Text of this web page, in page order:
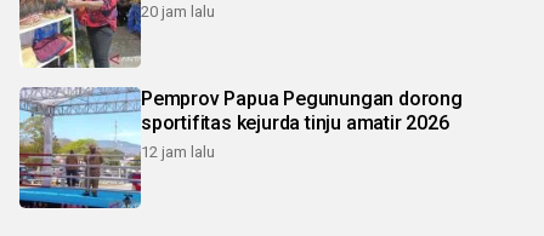
20 jam lalu
Pemprov Papua Pegunungan dorong
sportifitas kejurda tinju amatir 2026
12 jam lalu